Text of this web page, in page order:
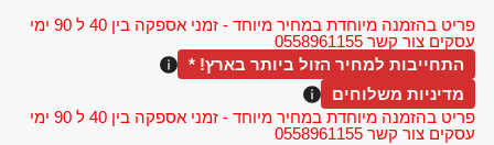
פריט בהזמנה מיוחדת במחיר מיוחד - זמני אספקה בין 40 ל 90 ימי
עסקים צור קשר 0558961155
התחייבות למחיר הזול ביותר בארץ! *
מדיניות משלוחים
פריט בהזמנה מיוחדת במחיר מיוחד - זמני אספקה בין 40 ל 90 ימי
עסקים צור קשר 0558961155